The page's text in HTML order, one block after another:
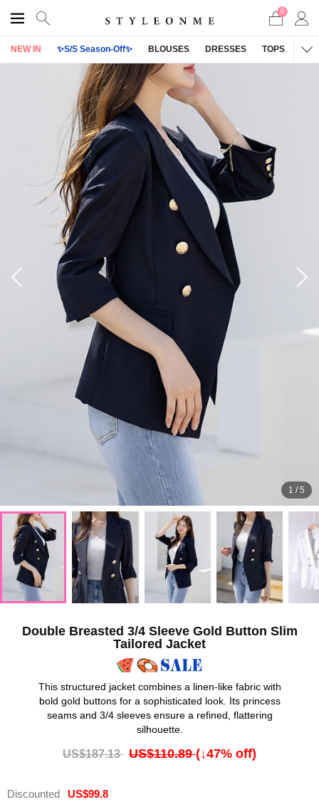
0
NEW IN ✨S/S Season-Off✨ BLOUSES DRESSES TOPS
1 /5
Double Breasted 3/4 Sleeve Gold Button Slim
Tailored Jacket
This structured jacket combines a linen-like fabric with
bold gold buttons for a sophisticated look. Its princess
seams and 3/4 sleeves ensure a refined, flattering
silhouette.
US$187.13 US$110.89(↓47% off)
Discounted
US$99.8